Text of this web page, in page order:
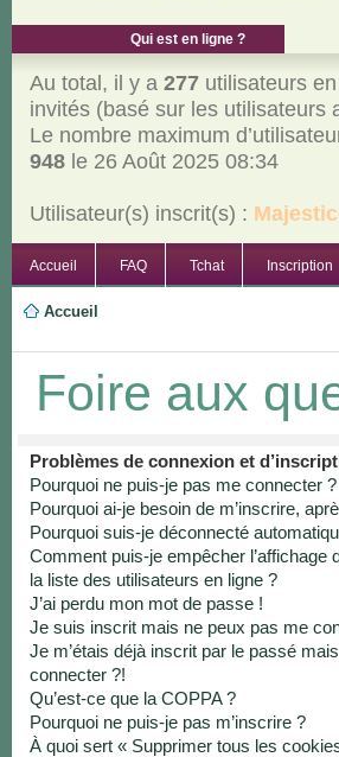
Qui est en ligne ?
Au total, il y a 277utilisateurs
invités (basé sur les utilisateurs
Le nombre maximum
948le 26 Août 2025 08:34
Utilisateur(s) inscrit(s) :
Accueil FAQ Tchat Inscription
Accueil
Foire aux
Problèmes de connexion et
Pourquoi ne puis-je pas me connecter ?
Pourquoi ai-je besoin de m’inscrire,
Pourquoi suis-je déconnecté
Comment puis-je empêcher l’affichage
la liste des utilisateurs en ligne ?
J’ai perdu mon mot de passe !
Je suis inscrit mais ne peux pas me
Je m’étais déjà inscrit par le passé
connecter ?!
Qu’est-ce que la COPPA ?
Pourquoi ne puis-je pas m’inscrire ?
À quoi sert « Supprimer tous les